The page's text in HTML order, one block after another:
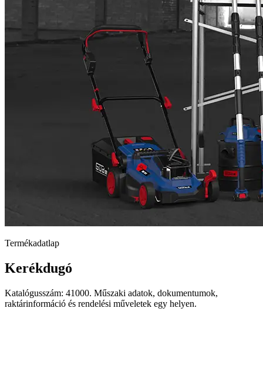
Termékadatlap
Kerékdugó
Katalógusszám: 41000. Műszaki adatok, dokumentumok,
raktárinformáció és rendelési műveletek egy helyen.